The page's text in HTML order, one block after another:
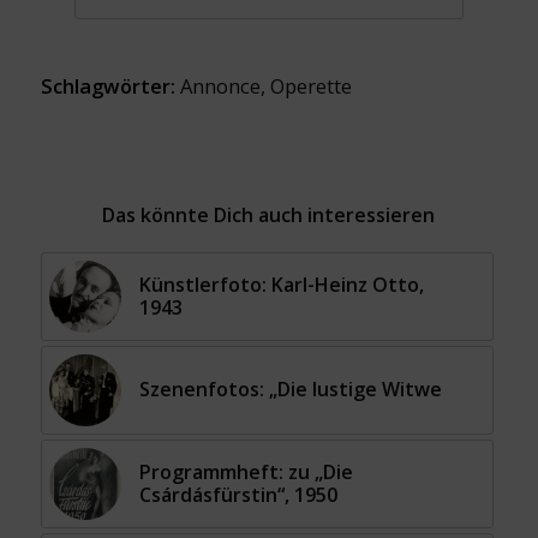
Schlagwörter: Annonce, Operette
Das könnte Dich auch interessieren
Künstlerfoto: Karl-Heinz Otto,
1943
Szenenfotos: „Die lustige Witwe
Programmheft: zu „Die
Csárdásfürstin“, 1950